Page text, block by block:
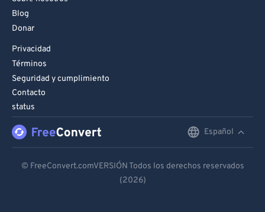
Blog
Donar
Privacidad
Términos
Seguridad y cumplimiento
Contacto
status
Español
Español
© FreeConvert.comVERSIÓN Todos los derechos reservados
(2026)